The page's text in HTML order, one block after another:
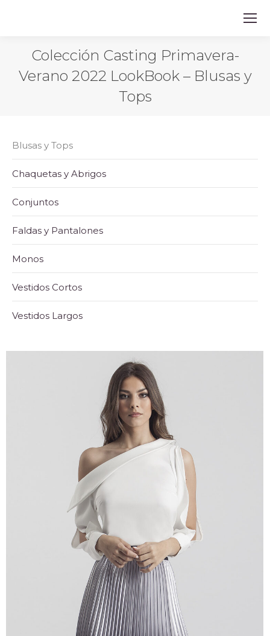
Colección Casting Primavera-
Verano 2022 LookBook – Blusas y
Tops
Blusas y Tops
Chaquetas y Abrigos
Conjuntos
Faldas y Pantalones
Monos
Vestidos Cortos
Vestidos Largos